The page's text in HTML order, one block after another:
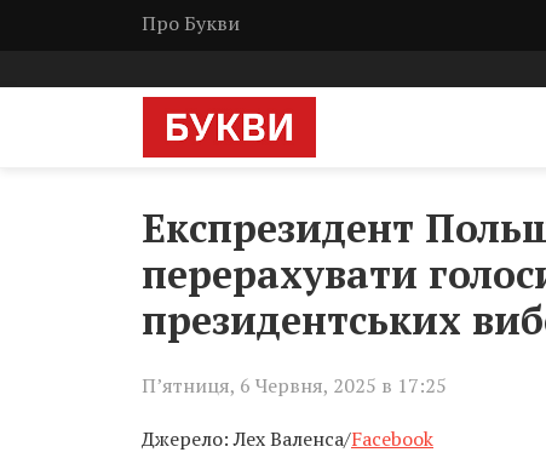
Про Букви
Експрезидент
перерахувати
президентських
П’ятниця, 6 Червня, 2025 в 17:25
Джерело: Лех Валенса/Facebook